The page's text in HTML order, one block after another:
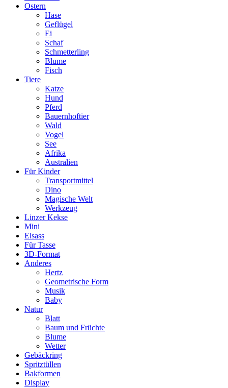
Ostern
Hase
Geflügel
Ei
Schaf
Schmetterling
Blume
Fisch
Tiere
Katze
Hund
Pferd
Bauernhoftier
Wald
Vogel
See
Afrika
Australien
Für Kinder
Transportmittel
Dino
Magische Welt
Werkzeug
Linzer Kekse
Mini
Elsass
Für Tasse
3D-Format
Anderes
Hertz
Geometrische Form
Musik
Baby
Natur
Blatt
Baum und Früchte
Blume
Wetter
Gebäckring
Spritztüllen
Bakformen
Display